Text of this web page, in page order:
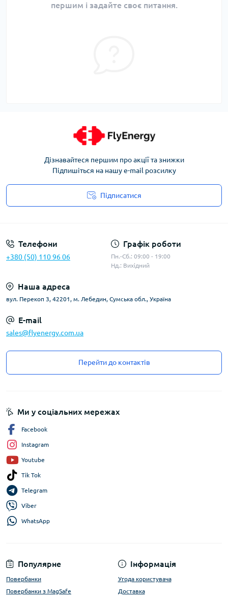
першим і задайте своє питання.
Дізнавайтеся першим про акції та знижки
Підпишіться на нашу e-mail розсилку
Підписатися
Телефони
+380 (50) 110 96 06
Графік роботи
Пн.-Сб.: 09:00 - 19:00
Нд.: Вихідний
Наша адреса
вул. Перекоп 3, 42201, м. Лебедин, Сумська обл., Україна
E-mail
sales@flyenergy.com.ua
Перейти до контактів
Популярне
Повербанки
Повербанки з MagSafe
Інформація
Угода користувача
Доставка
Ми у соціальних мережах
Facebook
Instagram
Youtube
Tik Tok
Telegram
Viber
WhatsApp